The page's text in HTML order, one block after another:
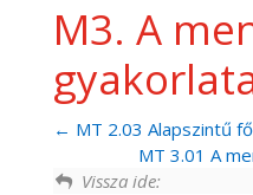
M3. A
MT 2.03 Alapszintű
MT 3.01 A
Vissza ide: